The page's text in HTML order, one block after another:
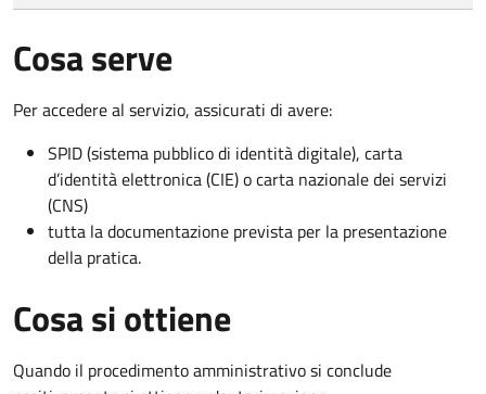
Cosa serve
Per accedere al servizio, assicurati di avere:
SPID (sistema pubblico di identità digitale), carta
d’identità elettronica (CIE) o carta nazionale dei servizi
(CNS)
tutta la documentazione prevista per la presentazione
della pratica.
Cosa si ottiene
Quando il procedimento amministrativo si conclude